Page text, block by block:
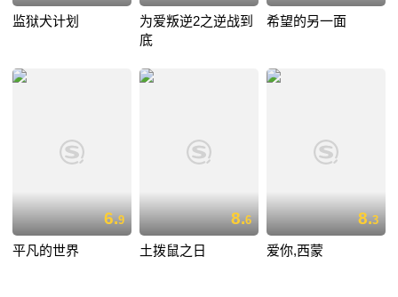
监狱犬计划
为爱叛逆2之逆战到
底
希望的另一面
6.9
平凡的世界
8.6
土拨鼠之日
8.3
爱你,西蒙